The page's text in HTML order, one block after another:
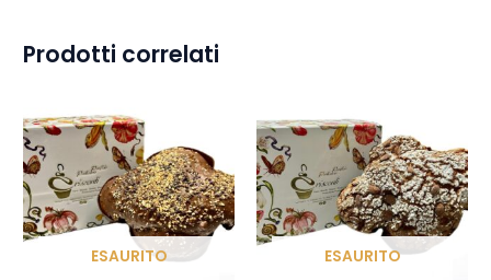
Prodotti correlati
ESAURITO ESAURITO